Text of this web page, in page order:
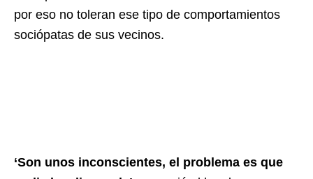
por eso no toleran ese tipo de comportamientos
sociópatas de sus vecinos.
‘Son unos inconscientes, el problema es que